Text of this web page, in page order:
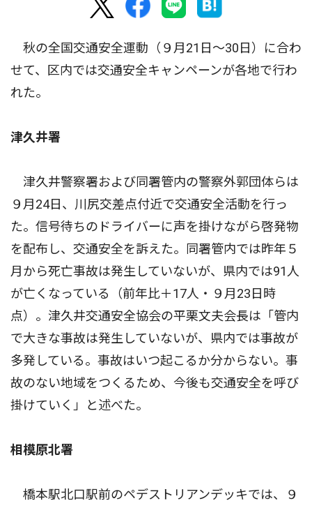
秋の全国交通安全運動（９月21日〜30日）に合わ
せて、区内では交通安全キャンペーンが各地で行わ
れた。
津久井署
津久井警察署および同署管内の警察外郭団体らは
９月24日、川尻交差点付近で交通安全活動を行っ
た。信号待ちのドライバーに声を掛けながら啓発物
を配布し、交通安全を訴えた。同署管内では昨年５
月から死亡事故は発生していないが、県内では91人
が亡くなっている（前年比＋17人・９月23日時
点）。津久井交通安全協会の平栗文夫会長は「管内
で大きな事故は発生していないが、県内では事故が
多発している。事故はいつ起こるか分からない。事
故のない地域をつくるため、今後も交通安全を呼び
掛けていく」と述べた。
相模原北署
橋本駅北口駅前のペデストリアンデッキでは、９